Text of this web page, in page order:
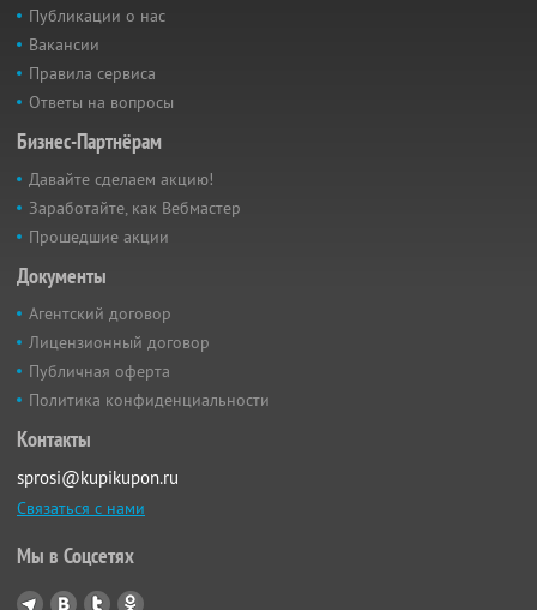
Публикации о нас
Вакансии
Правила сервиса
Ответы на вопросы
Бизнес-Партнёрам
Давайте сделаем акцию!
Заработайте, как Вебмастер
Прошедшие акции
Документы
Агентский договор
Лицензионный договор
Публичная оферта
Политика конфиденциальности
Контакты
sprosi@kupikupon.ru
Связаться с нами
Мы в Соцсетях